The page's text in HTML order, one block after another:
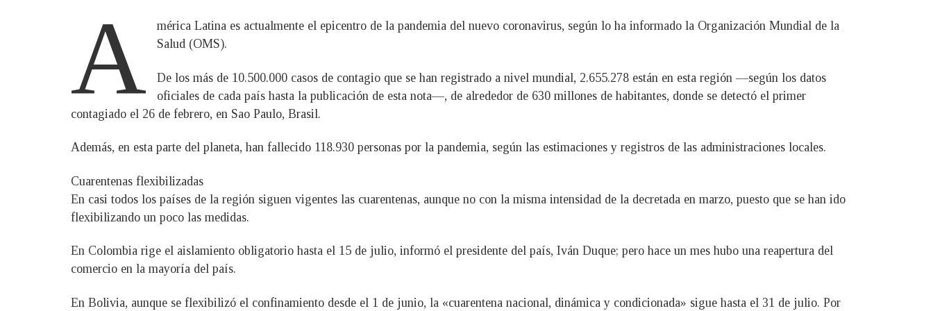
A
mérica Latina es actualmente el epicentro de la pandemia del nuevo coronavirus, según lo ha informado la Organización Mundial de la
Salud (OMS).
De los más de 10.500.000 casos de contagio que se han registrado a nivel mundial, 2.655.278 están en esta región —según los datos
oficiales de cada país hasta la publicación de esta nota—, de alrededor de 630 millones de habitantes, donde se detectó el primer
contagiado el 26 de febrero, en Sao Paulo, Brasil.
Además, en esta parte del planeta, han fallecido 118.930 personas por la pandemia, según las estimaciones y registros de las administraciones locales.
Cuarentenas flexibilizadas
En casi todos los países de la región siguen vigentes las cuarentenas, aunque no con la misma intensidad de la decretada en marzo, puesto que se han ido
flexibilizando un poco las medidas.
En Colombia rige el aislamiento obligatorio hasta el 15 de julio, informó el presidente del país, Iván Duque; pero hace un mes hubo una reapertura del
comercio en la mayoría del país.
En Bolivia, aunque se flexibilizó el confinamiento desde el 1 de junio, la «cuarentena nacional, dinámica y condicionada» sigue hasta el 31 de julio. Por